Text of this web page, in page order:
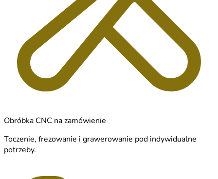
Obróbka CNC na zamówienie
Toczenie, frezowanie i grawerowanie pod indywidualne
potrzeby.